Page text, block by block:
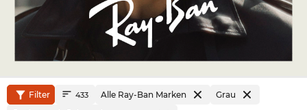
Filter 433 Alle Ray-Ban Marken Grau